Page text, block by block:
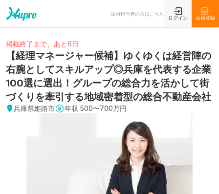
採用担当者の方はこちら
ログイン 会員登録
掲載終了まで、あと6日
【経理マネージャー候補】ゆくゆくは経営陣の
右腕としてスキルアップ◎兵庫を代表する企業
100選に選出！グループの総合力を活かして街
づくりを牽引する地域密着型の総合不動産会社
兵庫県姫路市 年収 500〜700万円